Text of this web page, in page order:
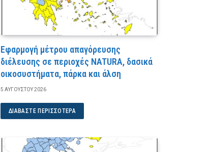
Εφαρμογή μέτρου απαγόρευσης
διέλευσης σε περιοχές NATURA, δασικά
οικοσυστήματα, πάρκα και άλση
5 ΑΥΓΟΎΣΤΟΥ 2026
ΔΙΑΒΆΣΤΕ ΠΕΡΙΣΣΌΤΕΡΑ